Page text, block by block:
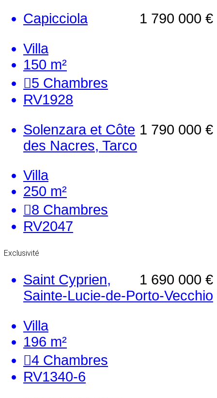
1 790 000 €
Capicciola
Villa
150 m²
5 Chambres
RV1928
1 790 000 €
Solenzara et Côte
des Nacres, Tarco
Villa
250 m²
8 Chambres
RV2047
Exclusivité
1 690 000 €
Saint Cyprien,
Sainte-Lucie-de-Porto-Vecchio
Villa
196 m²
4 Chambres
RV1340-6